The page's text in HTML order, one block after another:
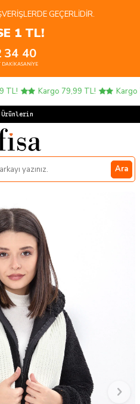
GEÇERLIDIR.
1 TL!
34
DAKIKA
40
SANIYE
Kargo 79,99 TL! Kargo
Ara